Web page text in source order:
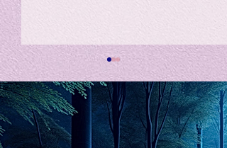
私の能力を、大幅に加速
chatGPTそれは、私をどこま
で、進化させるのか？。毎
日、進化していく。chatGPT